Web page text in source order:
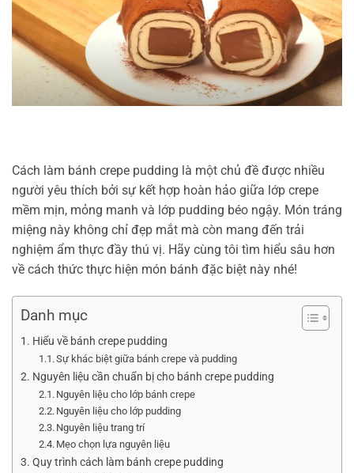
Cách làm bánh crepe pudding là một chủ đề được nhiều
người yêu thích bởi sự kết hợp hoàn hảo giữa lớp crepe
mềm mịn, mỏng manh và lớp pudding béo ngậy. Món tráng
miệng này không chỉ đẹp mắt mà còn mang đến trải
nghiệm ẩm thực đầy thú vị. Hãy cùng tôi tìm hiểu sâu hơn
về cách thức thực hiện món bánh đặc biệt này nhé!
Danh mục
Hiểu về bánh crepe pudding
Sự khác biệt giữa bánh crepe và pudding
Nguyên liệu cần chuẩn bị cho bánh crepe pudding
Nguyên liệu cho lớp bánh crepe
Nguyên liệu cho lớp pudding
Nguyên liệu trang trí
Mẹo chọn lựa nguyên liệu
Quy trình cách làm bánh crepe pudding